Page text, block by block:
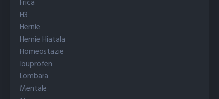
Frica
H3
Hernie
Hernie Hiatala
Homeostazie
Ibuprofen
Lombara
Mentale